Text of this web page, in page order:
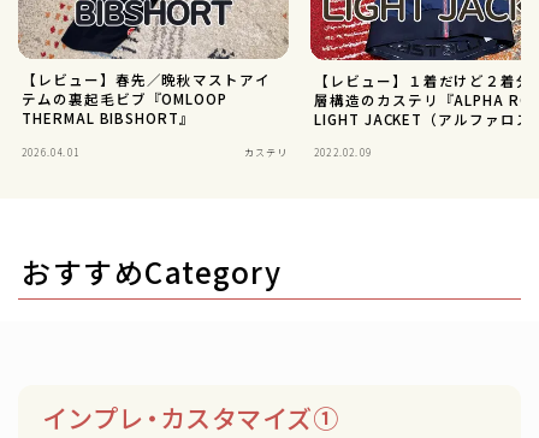
【レビュー】春先／晩秋マストアイ
テムの裏起毛ビブ『OMLOOP
THERMAL BIBSHORT』
2026.04.01 カステリ
【レビュー】１着だけど２着分
層構造のカステリ『ALPHA
LIGHT JACKET（アルファロス
2022.02.09
おすすめCategory
インプレ・カスタマイズ①